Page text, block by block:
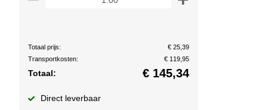
Totaal prijs:
€ 25,39
Transportkosten:
€ 119,95
Totaal: € 145,34
Direct leverbaar